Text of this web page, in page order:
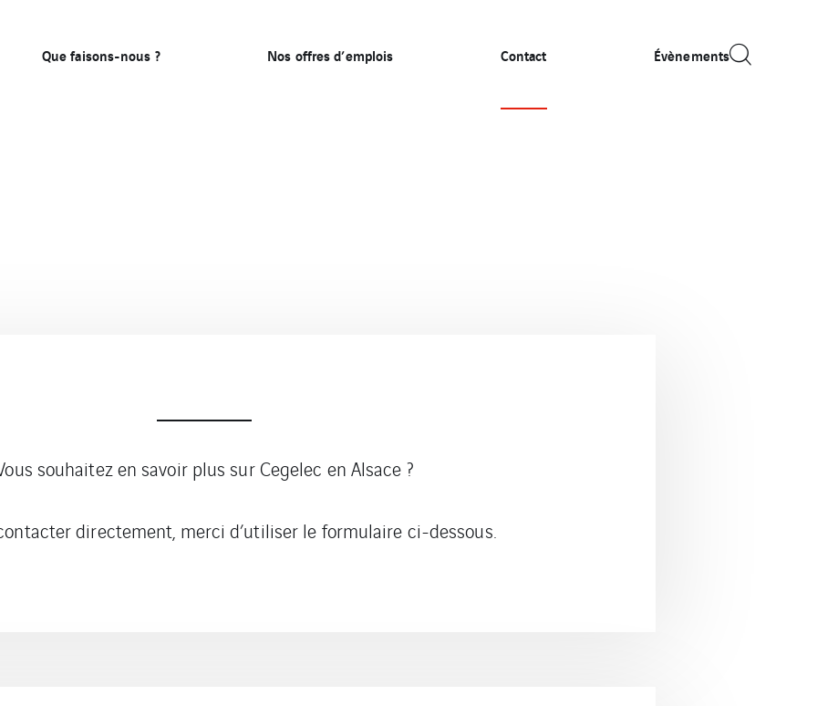
Que faisons-nous ? Nos offres d’emplois Contact Évènements
souhaitez en savoir plus sur Cegelec en Alsace ?
directement, merci d’utiliser le formulaire ci-dessous.